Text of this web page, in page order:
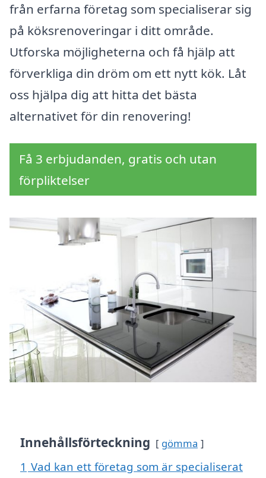
från erfarna företag som specialiserar sig
på köksrenoveringar i ditt område.
Utforska möjligheterna och få hjälp att
förverkliga din dröm om ett nytt kök. Låt
oss hjälpa dig att hitta det bästa
alternativet för din renovering!
Få 3 erbjudanden, gratis och utan
förpliktelser
Innehållsförteckning gömma
1 Vad kan ett företag som är specialiserat